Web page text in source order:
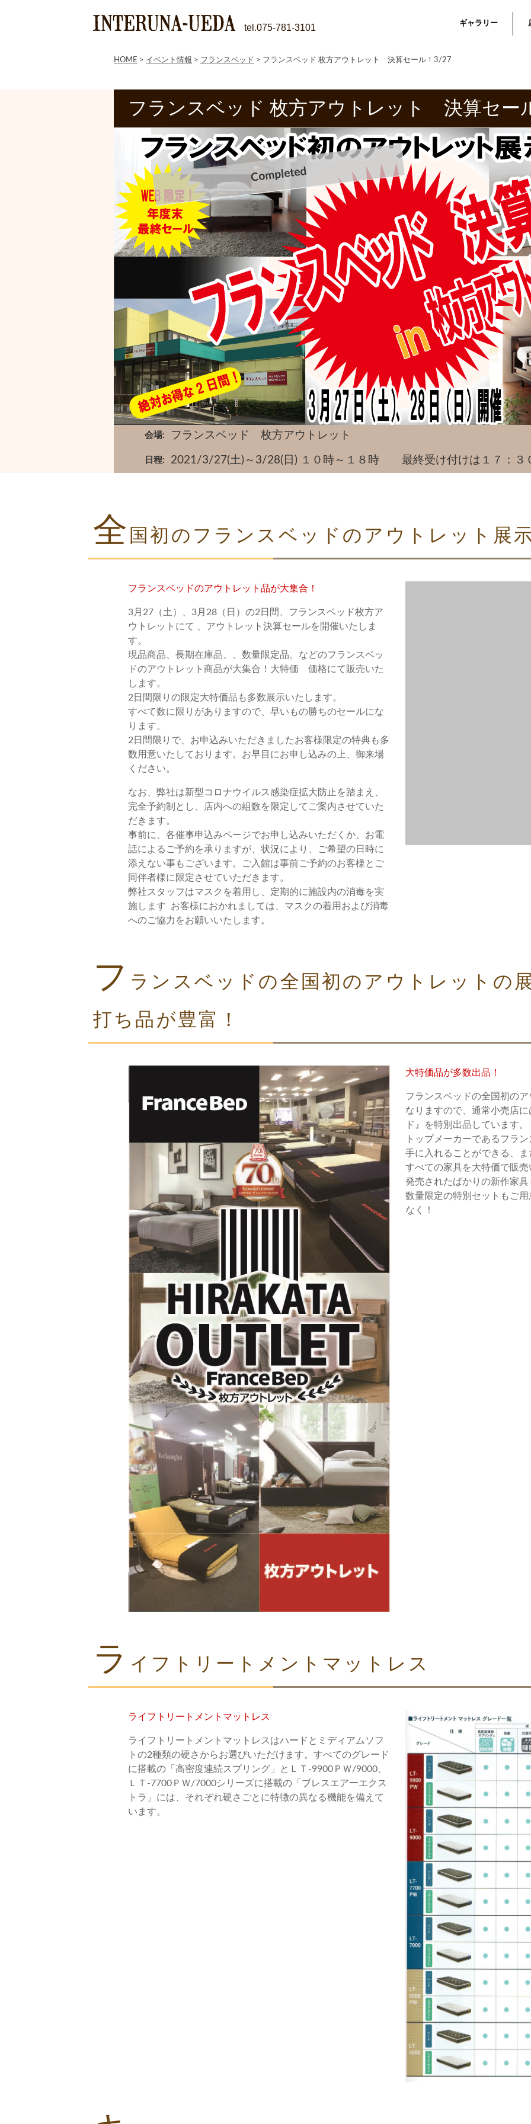
tel.075-781-3101 ギャラリー
HOME > イベント情報 > フランスベッド > フランスベッド 枚方アウトレット 決算セール！3/27
フランスベッド 枚方アウトレット 決算セー
会場 フランスベッド 枚方アウトレット
日程 2021/3/27(土)～3/28(日) １０時～１８時 最終受け付けは１７：３
全 国初のフランスベッドのアウトレット展
フランスベッドのアウトレット品が大集合！
3月27（土）、3月28（日）の2日間、フランスベッド枚方ア
ウトレットにて 、アウトレット決算セールを開催いたしま
す。
現品商品、長期在庫品、、数量限定品、などのフランスベッ
ドのアウトレット商品が大集合！大特価 価格にて販売いた
します。
2日間限りの限定大特価品も多数展示いたします。
すべて数に限りがありますので、早いもの勝ちのセールにな
ります。
2日間限りで、お申込みいただきましたお客様限定の特典も多
数用意いたしております。お早目にお申し込みの上、御来場
ください。
なお、弊社は新型コロナウイルス感染症拡大防止を踏まえ、
完全予約制とし、店内への組数を限定してご案内させていた
だきます。
事前に、各催事申込みページでお申し込みいただくか、お電
話によるご予約を承りますが、状況により、ご希望の日時に
添えない事もございます。ご入館は事前ご予約のお客様とご
同伴者様に限定させていただきます。
弊社スタッフはマスクを着用し、定期的に施設内の消毒を実
施します お客様におかれましては、マスクの着用および消毒
へのご協力をお願いいたします。
フ ランスベッドの全国初のアウトレットの
打ち品が豊富！
大特価品が多数出品！
フランスベッドの全国初の
なりますので、通常小売店
ド』を特別出品しています。
トップメーカーであるフラ
手に入れることができる
すべての家具を大特価で販
発売されたばかりの新作家
数量限定の特別セットもご
なく！
ラ イフトリートメントマットレス
ライフトリートメントマットレス
ライフトリートメントマットレスはハードとミディアムソフ
トの2種類の硬さからお選びいただけます。すべてのグレード
に搭載の「高密度連続スプリング」とＬＴ-9900ＰＷ/9000、
ＬＴ-7700ＰＷ/7000シリーズに搭載の「ブレスエアーエクス
トラ」には、それぞれ硬さごとに特徴の異なる機能を備えて
います。